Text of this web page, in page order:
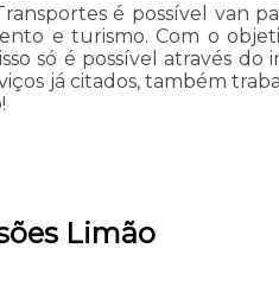
é possível van
e turismo. Com o
só é possível através do
já citados, também
Limão